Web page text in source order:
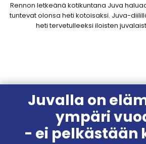
Rennon letkeänä kotikuntana Juva
tuntevat olonsa heti kotoisaksi. Juva-
heti tervetulleeksi iloisten
Juvalla on
ympäri
- ei pelkästään